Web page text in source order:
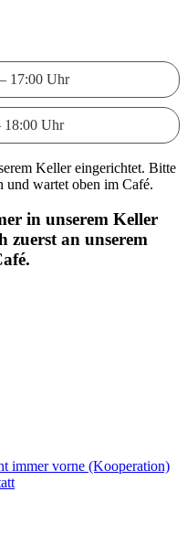
17:00 Uhr
18:00 Uhr
Keller eingerichtet. Bitte
und wartet oben im Café.
in unserem Keller
zuerst an unserem
immer vorne (Kooperation)